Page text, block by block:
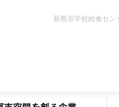
新熊谷学校給食セ